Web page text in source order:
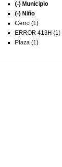
(-) Municipio
(-) Niño
Cerro (1)
ERROR 413H (1)
Plaza (1)